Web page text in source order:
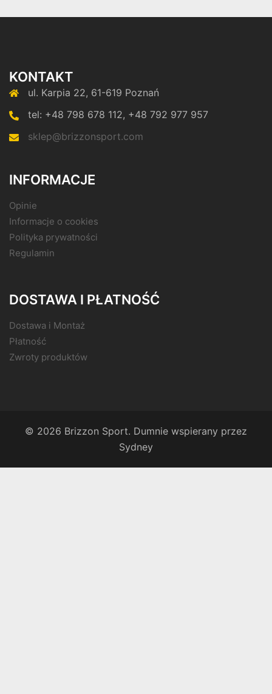
KONTAKT
ul. Karpia 22, 61-619 Poznań
tel: +48 798 678 112, +48 792 977 957
sklep@brizzonsport.com
INFORMACJE
Opinie
Informacje o cookies
Polityka prywatności
Regulamin
DOSTAWA I PŁATNOŚĆ
Dostawa i Montaż
Płatność
Zwroty produktów
© 2026 Brizzon Sport. Dumnie wspierany przez
Sydney